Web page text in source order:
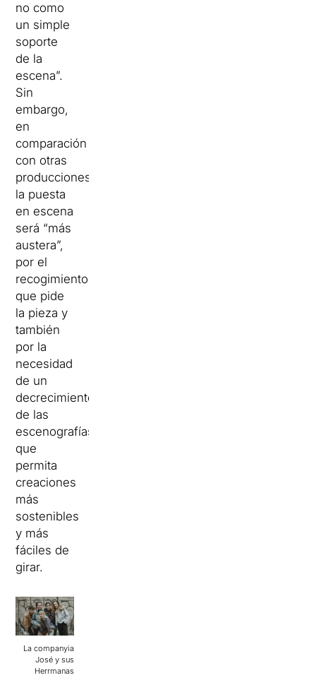
no como
un simple
soporte
de la
escena”.
Sin
embargo,
en
comparación
con otras
producciones,
la puesta
en escena
será “más
austera”,
por el
recogimiento
que pide
la pieza y
también
por la
necesidad
de un
decrecimiento
de las
escenografías,
que
permita
creaciones
más
sostenibles
y más
fáciles de
girar.
La companyia
José y sus
Herrmanas